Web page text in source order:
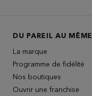
DU PAREIL AU MÊME
La marque
Programme de fidélité
Nos boutiques
Ouvrir une franchise